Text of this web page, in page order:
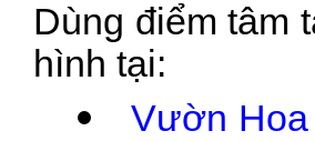
Dùng điểm tâm
hình tại:
Vườn Hoa